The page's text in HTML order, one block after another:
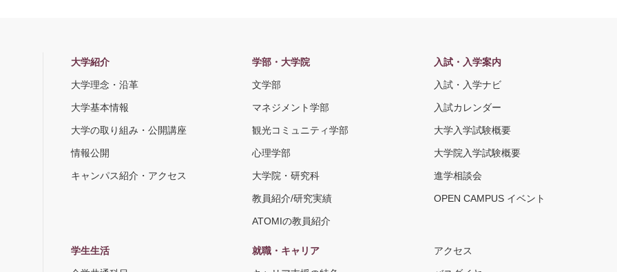
大学紹介
大学理念・沿革
大学基本情報
大学の取り組み・公開講座
情報公開
キャンパス紹介・アクセス
学部・大学院
文学部
マネジメント学部
観光コミュニティ学部
心理学部
大学院・研究科
教員紹介/研究実績
ATOMIの教員紹介
入試・入学案内
入試・入学ナビ
入試カレンダー
大学入学試験概要
大学院入学試験概要
進学相談会
OPEN CAMPUS イベント
学生生活 就職・キャリア アクセス